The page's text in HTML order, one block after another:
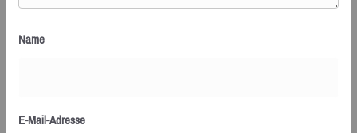
Name
E-Mail-Adresse